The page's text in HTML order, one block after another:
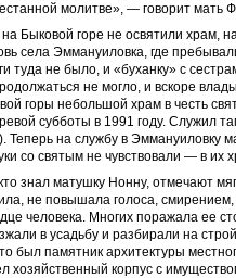
молитве», — говорит мать
на Быковой горе не освятили храм,
села Эммануиловка, где
туда не было, и «буханку» с
не могло, и вскоре
горы небольшой храм в честь
субботы в 1991 году. Служил
Теперь на службу в Эммануиловку
со святым не чувствовали — в их
знал матушку Нонну, отмечают
не повышала голоса, смирением,
человека. Многих поражала ее
в усадьбу и разбирали на
был памятник архитектуры
хозяйственный корпус с